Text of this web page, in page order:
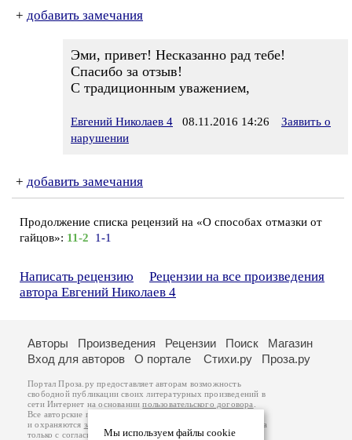
+ добавить замечания
Эми, привет! Несказанно рад тебе!
Спасибо за отзыв!
С традиционным уважением,
Евгений Николаев 4 08.11.2016 14:26
Заявить о
нарушении
+ добавить замечания
Продолжение списка рецензий на «О способах отмазки от
гайцов»: 11-2 1-1
Написать рецензию
Рецензии на все произведения
автора Евгений Николаев 4
Мы используем файлы cookie
Авторы Произведения Рецензии Поиск
Магазин
Вход для авторов
О портале Стихи.ру Проза.ру
Портал Проза.ру предоставляет авторам возможность
свободной публикации своих литературных произведений в
сети Интернет на основаниипользовательского договора
Все авторские права на произведения принадлежат авторам
и охраняются законом
. Перепечатка произведений возможна
только с согласия его автора, к которому вы можете